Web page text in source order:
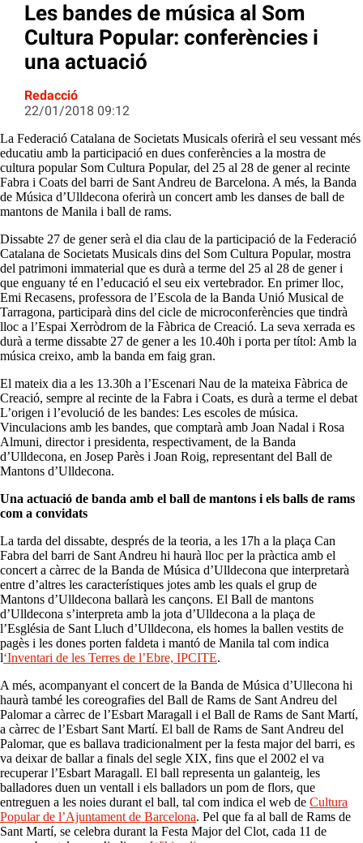
Les bandes de música al Som
Cultura Popular: conferències i
una actuació
Redacció
22/01/2018 09:12
La Federació Catalana de Societats Musicals oferirà el seu vessant més
educatiu amb la participació en dues conferències a la mostra de
cultura popular Som Cultura Popular, del 25 al 28 de gener al recinte
Fabra i Coats del barri de Sant Andreu de Barcelona. A més, la Banda
de Música d’Ulldecona oferirà un concert amb les danses de ball de
mantons de Manila i ball de rams.
Dissabte 27 de gener serà el dia clau de la participació de la Federació
Catalana de Societats Musicals dins del Som Cultura Popular, mostra
del patrimoni immaterial que es durà a terme del 25 al 28 de gener i
que enguany té en l’educació el seu eix vertebrador. En primer lloc,
Emi Recasens, professora de l’Escola de la Banda Unió Musical de
Tarragona, participarà dins del cicle de microconferències que tindrà
lloc a l’Espai Xerròdrom de la Fàbrica de Creació. La seva xerrada es
durà a terme dissabte 27 de gener a les 10.40h i porta per títol: Amb la
música creixo, amb la banda em faig gran.
El mateix dia a les 13.30h a l’Escenari Nau de la mateixa Fàbrica de
Creació, sempre al recinte de la Fabra i Coats, es durà a terme el debat
L’origen i l’evolució de les bandes: Les escoles de música.
Vinculacions amb les bandes, que comptarà amb Joan Nadal i Rosa
Almuni, director i presidenta, respectivament, de la Banda
d’Ulldecona, en Josep Parès i Joan Roig, representant del Ball de
Mantons d’Ulldecona.
Una actuació de banda amb el ball de mantons i els balls de rams
com a convidats
La tarda del dissabte, després de la teoria, a les 17h a la plaça Can
Fabra del barri de Sant Andreu hi haurà lloc per la pràctica amb el
concert a càrrec de la Banda de Música d’Ulldecona que interpretarà
entre d’altres les característiques jotes amb les quals el grup de
Mantons d’Ulldecona ballarà les cançons. El Ball de mantons
d’Ulldecona s’interpreta amb la jota d’Ulldecona a la plaça de
l’Església de Sant Lluch d’Ulldecona, els homes la ballen vestits de
pagès i les dones porten faldeta i mantó de Manila tal com indica
l‘Inventari de les Terres de l’Ebre, IPCITE.
A més, acompanyant el concert de la Banda de Música d’Ullecona hi
haurà també les coreografies del Ball de Rams de Sant Andreu del
Palomar a càrrec de l’Esbart Maragall i el Ball de Rams de Sant Martí,
a càrrec de l’Esbart Sant Martí. El ball de Rams de Sant Andreu del
Palomar, que es ballava tradicionalment per la festa major del barri, es
va deixar de ballar a finals del segle XIX, fins que el 2002 el va
recuperar l’Esbart Maragall. El ball representa un galanteig, les
balladores duen un ventall i els balladors un pom de flors, que
entreguen a les noies durant el ball, tal com indica el web de Cultura
Popular de l’Ajuntament de Barcelona. Pel que fa al ball de Rams de
Sant Martí, se celebra durant la Festa Major del Clot, cada 11 de